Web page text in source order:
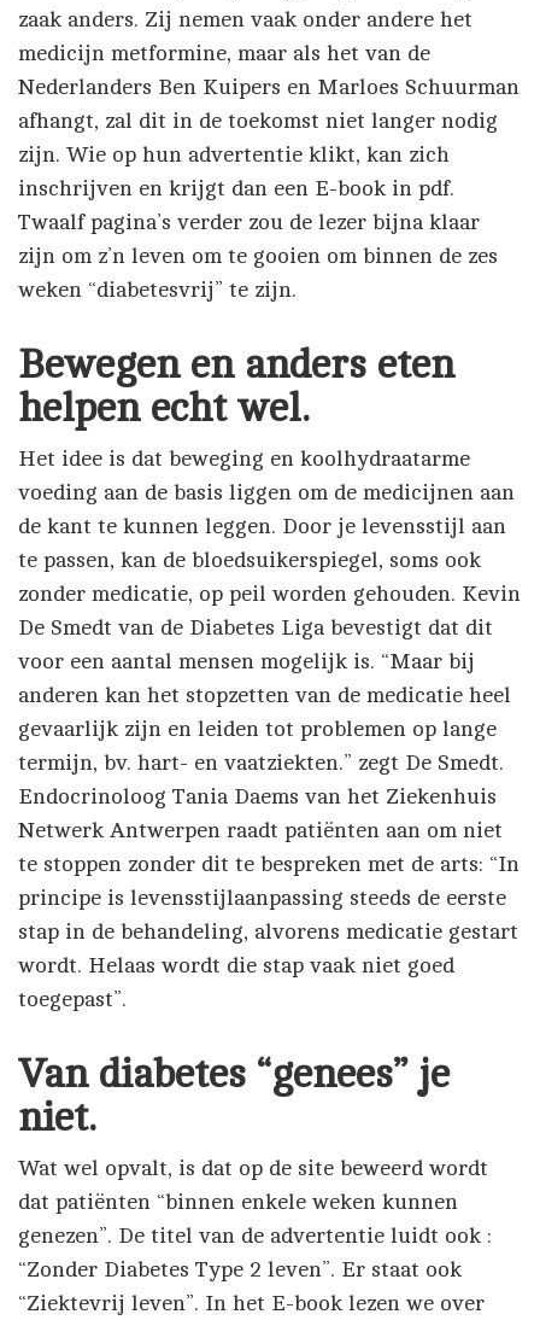
zaak anders. Zij nemen vaak onder andere het
medicijn metformine, maar als het van de
Nederlanders Ben Kuipers en Marloes Schuurman
afhangt, zal dit in de toekomst niet langer nodig
zijn. Wie op hun advertentie klikt, kan zich
inschrijven en krijgt dan een E-book in pdf.
Twaalf pagina’s verder zou de lezer bijna klaar
zijn om z’n leven om te gooien om binnen de zes
weken “diabetesvrij” te zijn.
Bewegen en anders eten
helpen echt wel.
Het idee is dat beweging en koolhydraatarme
voeding aan de basis liggen om de medicijnen aan
de kant te kunnen leggen. Door je levensstijl aan
te passen, kan de bloedsuikerspiegel, soms ook
zonder medicatie, op peil worden gehouden. Kevin
De Smedt van de Diabetes Liga bevestigt dat dit
voor een aantal mensen mogelijk is. “Maar bij
anderen kan het stopzetten van de medicatie heel
gevaarlijk zijn en leiden tot problemen op lange
termijn, bv. hart- en vaatziekten.” zegt De Smedt.
Endocrinoloog Tania Daems van het Ziekenhuis
Netwerk Antwerpen raadt patiënten aan om niet
te stoppen zonder dit te bespreken met de arts: “In
principe is levensstijlaanpassing steeds de eerste
stap in de behandeling, alvorens medicatie gestart
wordt. Helaas wordt die stap vaak niet goed
toegepast”.
Van diabetes “genees” je
niet.
Wat wel opvalt, is dat op de site beweerd wordt
dat patiënten “binnen enkele weken kunnen
genezen”. De titel van de advertentie luidt ook :
“Zonder Diabetes Type 2 leven”. Er staat ook
“Ziektevrij leven”. In het E-book lezen we over